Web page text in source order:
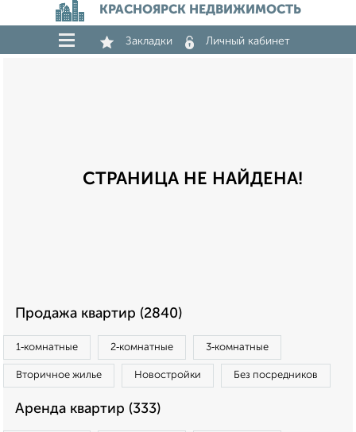
КРАСНОЯРСК НЕДВИЖИМОСТЬ
Закладки Личный кабинет
СТРАНИЦА НЕ НАЙДЕНА!
Продажа квартир (2840)
1‑комнатные 2‑комнатные 3‑комнатные
Вторичное жилье Новостройки Без посредников
Аренда квартир (333)